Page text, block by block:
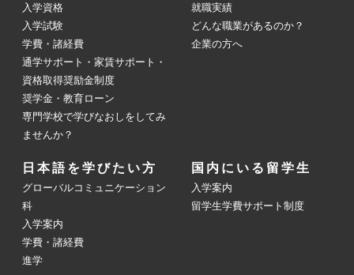
入学資格
入学試験
学費・諸経費
通学サポート・家賃サポート・
資格取得奨励金制度
奨学金・教育ローン
専門学校で学びなおしをしてみ
ませんか？
就職実績
どんな職業があるのか？
企業の方へ
日本語を学びたい方
グローバルコミュニケーション
科
入学案内
学費・諸経費
進学
国内にいる留学生
入学案内
留学生学費サポート制度